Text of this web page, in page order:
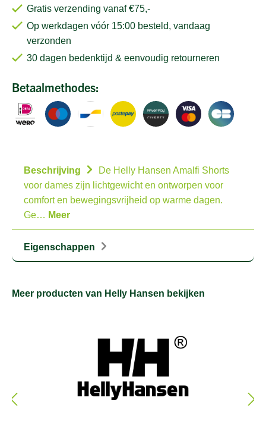
Gratis verzending vanaf €75,-
Op werkdagen vóór 15:00 besteld, vandaag
verzonden
30 dagen bedenktijd & eenvoudig retourneren
Betaalmethodes:
Beschrijving
De Helly Hansen Amalfi Shorts
voor dames zijn lichtgewicht en ontworpen voor
comfort en bewegingsvrijheid op warme dagen.
Ge… Meer
Eigenschappen
Meer producten van Helly Hansen bekijken